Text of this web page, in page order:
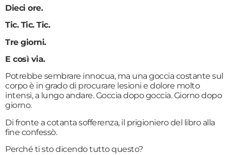
Dieci ore.
Tic. Tic. Tic.
Tre giorni.
E così via.
Potrebbe sembrare innocua, ma una goccia costante sul
corpo è in grado di procurare lesioni e dolore molto
intensi, a lungo andare. Goccia dopo goccia. Giorno dopo
giorno.
Di fronte a cotanta sofferenza, il prigioniero del libro alla
fine confessò.
Perché ti sto dicendo tutto questo?